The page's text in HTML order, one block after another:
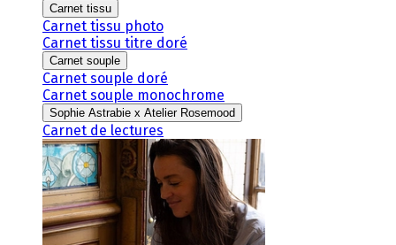
Carnet tissu
Carnet tissu photo
Carnet tissu titre doré
Carnet souple
Carnet souple doré
Carnet souple monochrome
Sophie Astrabie x Atelier Rosemood
Carnet de lectures